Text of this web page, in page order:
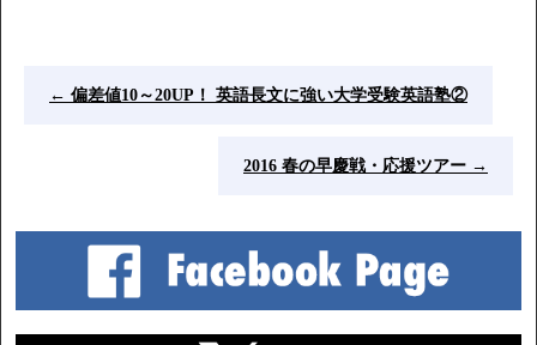
← 偏差値10～20UP！ 英語長文に強い大学受験英語塾②
2016 春の早慶戦・応援ツアー →